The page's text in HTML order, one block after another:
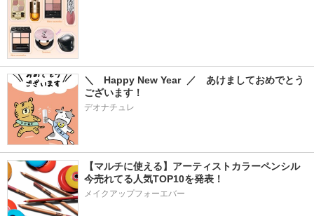
＼　Happy New Year  ／　あけましておめでとう
ございます！
デオナチュレ
【マルチに使える】アーティストカラーペンシル
今売れてる人気TOP10を発表！
メイクアップフォーエバー